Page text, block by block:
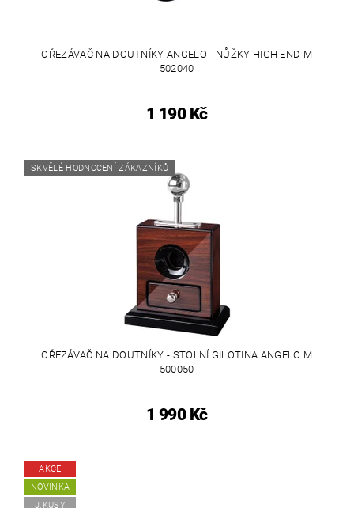
OŘEZÁVAČ NA DOUTNÍKY ANGELO - NŮŽKY HIGH END M
502040
1 190 Kč
SKVĚLÉ HODNOCENÍ ZÁKAZNÍKŮ
OŘEZÁVAČ NA DOUTNÍKY - STOLNÍ GILOTINA ANGELO M
500050
1 990 Kč
AKCE
NOVINKA
J.KUSY